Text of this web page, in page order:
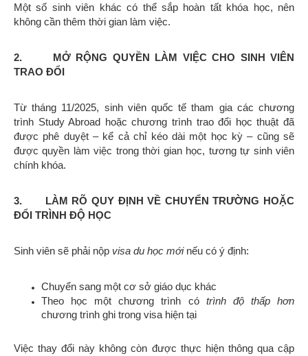
Một số sinh viên khác có thể sắp hoàn tất khóa học, nên
không cần thêm thời gian làm việc.
2. MỞ RỘNG QUYỀN LÀM VIỆC CHO SINH VIÊN
TRAO ĐỔI
Từ tháng 11/2025, sinh viên quốc tế tham gia các chương
trình Study Abroad hoặc chương trình trao đổi học thuật đã
được phê duyệt – kể cả chỉ kéo dài một học kỳ – cũng sẽ
được quyền làm việc trong thời gian học, tương tự sinh viên
chính khóa.
3. LÀM RÕ QUY ĐỊNH VỀ CHUYỂN TRƯỜNG HOẶC
ĐỔI TRÌNH ĐỘ HỌC
Sinh viên sẽ phải nộp visa du học mớinếu có ý định:
Chuyển sang một cơ sở giáo dục khác
Theo học một chương trình có trình độ thấp hơn
chương trình ghi trong visa hiện tại
Việc thay đổi này không còn được thực hiện thông qua cập